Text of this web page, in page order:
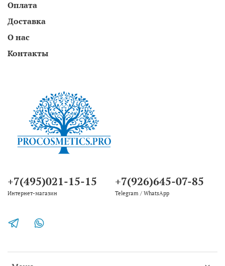
Оплата
Доставка
О нас
Контакты
+7(495)021-15-15
Интернет-магазин
+7(926)645-07-85
Telegram / WhatsApp